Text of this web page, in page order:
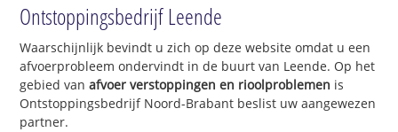
Ontstoppingsbedrijf Leende
Waarschijnlijk bevindt u zich op deze website omdat u een
afvoerprobleem ondervindt in de buurt van Leende. Op het
gebied vanafvoer verstoppingen en rioolproblemen is
Ontstoppingsbedrijf Noord-Brabant beslist uw aangewezen
partner.